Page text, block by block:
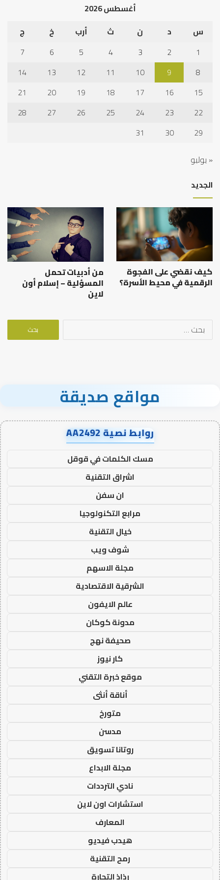
أغسطس 2026
س
د ن ث أرب خ
ج
1
2
3
4
5
6
7
8
9
10
11
12
13
14
15
16
17
18
19
20
21
22
23
24
25
26
27
28
29
30
31
« يوليو
الجديد
كيف نقضي على الفجوة
الرقمية في محيط الأسرة؟
من أدبيات تحمل
المسؤلية – إسلام أون
لاين
البحث
مواقع صديقة
روابط نصية AA2492
مسك الكلمات في قوقل
اشراق التقنية
ان سفن
مرابع التكنولوجيا
خيال التقنية
شوف ويب
مجلة الاسهم
الشرقية الاقتصادية
عالم الايفون
مدونة كوكان
صحيفة نهج
كار نيوز
موقع خبرة التقني
أناقة أنثى
متورخ
مدسن
روتانا تسويق
مجلة الابداع
نادي الترددات
استشارات اون لاين
المعارف
هيدب فيديو
رمح التقنية
رذاذ التجارة